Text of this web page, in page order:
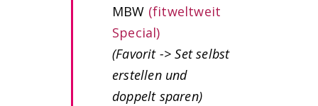
MBW (fitweltweit
Special)
(Favorit -> Set selbst
erstellen und
doppelt sparen)